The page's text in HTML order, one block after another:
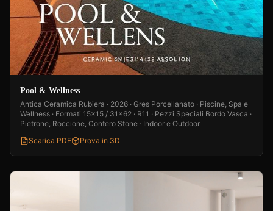
Pool & Wellness
Antica Ceramica Rubiera · 2026 · Gres Porcellanato · Piscine, Spa e
Wellness · Formati 15x15 / 31x62 · R11 · Pezzi Speciali Bordo Vasca ·
Pietrone, Roccione, Contero Stone · Indoor e Outdoor
Scarica PDF
Prova in 3D